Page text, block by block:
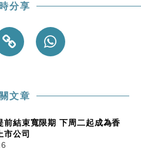
分享
文章
前結束寬限期 下周二起成為香
市公司